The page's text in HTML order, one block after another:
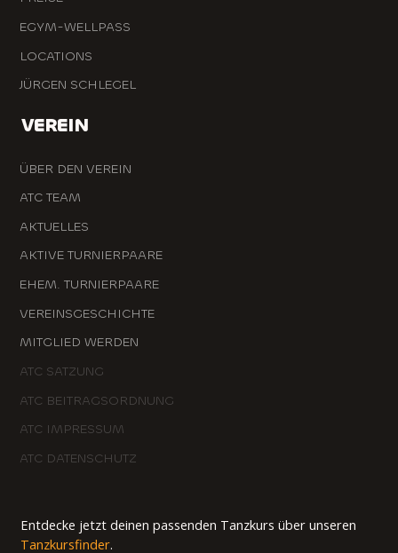
EGYM-WELLPASS
LOCATIONS
JÜRGEN SCHLEGEL
VEREIN
ÜBER DEN VEREIN
ATC TEAM
AKTUELLES
AKTIVE TURNIERPAARE
EHEM. TURNIERPAARE
VEREINSGESCHICHTE
MITGLIED WERDEN
ATC SATZUNG
ATC BEITRAGSORDNUNG
ATC IMPRESSUM
ATC DATENSCHUTZ
Entdecke jetzt deinen passenden Tanzkurs über unseren
Tanzkursfinder.